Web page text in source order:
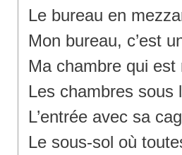
Le bureau en
Mon bureau, c’est
Ma chambre qui
Les chambres sous
L’entrée avec sa
Le sous-sol où